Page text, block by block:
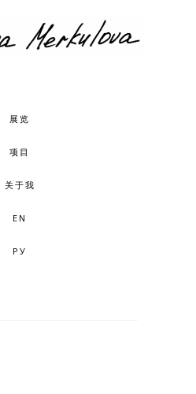
展览
项目
关于我
EN
РУ